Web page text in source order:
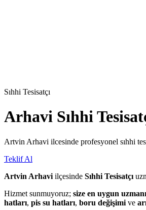
Sıhhi Tesisatçı
Arhavi Sıhhi
Artvin Arhavi ilcesinde profesyonel sıhhi
Teklif Al
Artvin Arhavi ilçesinde Sıhhi Tesisatçı
Hizmet sunmuyoruz; size en uygun
hatları, pis su hatları, boru değişimi ve